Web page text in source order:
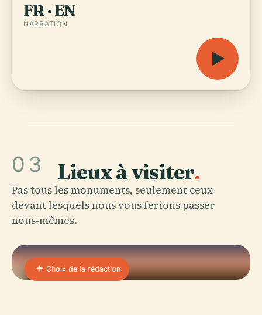
FR · EN
NARRATION
03 Lieux à visiter.
Pas tous les monuments, seulement ceux
devant lesquels nous vous ferions passer
nous-mêmes.
Choix de la rédaction